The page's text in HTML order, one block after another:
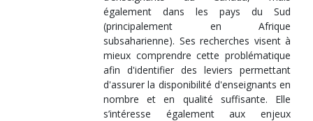
également dans les pays du Sud
(principalement en Afrique
subsaharienne). Ses recherches visent à
mieux comprendre cette problématique
afin d'identifier des leviers permettant
d'assurer la disponibilité d'enseignants en
nombre et en qualité suffisante. Elle
s’intéresse également aux enjeux